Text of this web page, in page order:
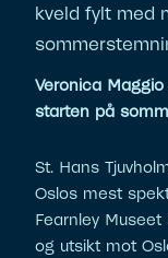
kveld fylt med
Veronica
starten på
St. Hans
Oslos mest
Fearnley
og utsikt mot